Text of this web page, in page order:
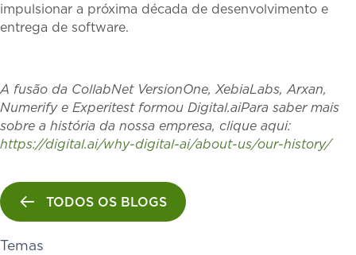
TODOS OS BLOGS
Temas
impulsionar a próxima década de desenvolvimento e
entrega de software.
A fusão da CollabNet VersionOne, XebiaLabs, Arxan,
Numerify e Experitest formou Digital.aiPara saber mais
sobre a história da nossa empresa, clique aqui:
https://digital.ai/why-digital-ai/about-us/our-history/